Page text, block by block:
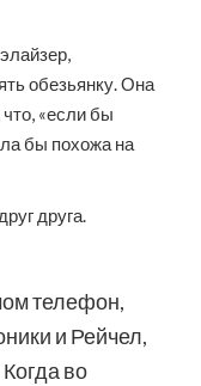
обезьянку. Она
«если бы
бы похожа на
друга.
телефон,
и Рейчел,
во